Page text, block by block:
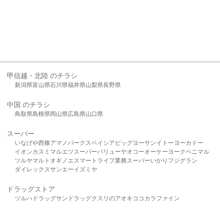
甲信越・北陸 のチラシ
新潟県富山県石川県福井県山梨県長野県
中国 のチラシ
鳥取県島根県岡山県広島県山口県
スーパー
いなげや西條アマノパークスベイシア ビッグヨーサンイトーヨーカドー
イオンカスミ マルエツスーパーバリューヤオコーオーケー ヨークベニマル
ツルヤマルト オギノ エスマート ライフ業務スーパーいかり フジグラン
ダイレックスサンエーイズミヤ
ドラッグストア
ツルハドラッグサンドラッグクスリのアオキ ココカラファイン